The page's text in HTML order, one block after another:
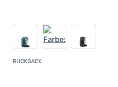
RUCKSACK